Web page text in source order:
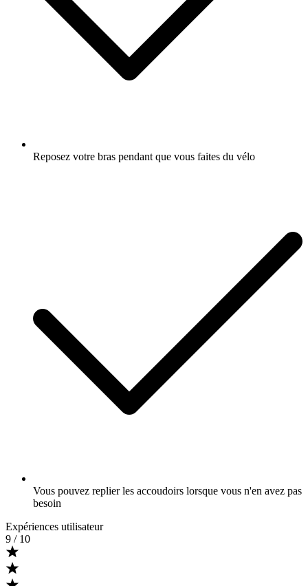
Reposez votre bras pendant que vous faites du vélo
Vous pouvez replier les accoudoirs lorsque vous n'en avez pas
besoin
Expériences utilisateur
9 / 10